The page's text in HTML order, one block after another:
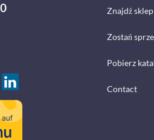
Znajdź sklep
Zostań
Pobierz
Contact